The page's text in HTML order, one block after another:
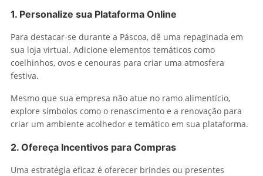
1. Personalize sua Plataforma Online
Para destacar-se durante a Páscoa, dê uma repaginada em
sua loja virtual. Adicione elementos temáticos como
coelhinhos, ovos e cenouras para criar uma atmosfera
festiva.
Mesmo que sua empresa não atue no ramo alimentício,
explore símbolos como o renascimento e a renovação para
criar um ambiente acolhedor e temático em sua plataforma.
2. Ofereça Incentivos para Compras
Uma estratégia eficaz é oferecer brindes ou presentes